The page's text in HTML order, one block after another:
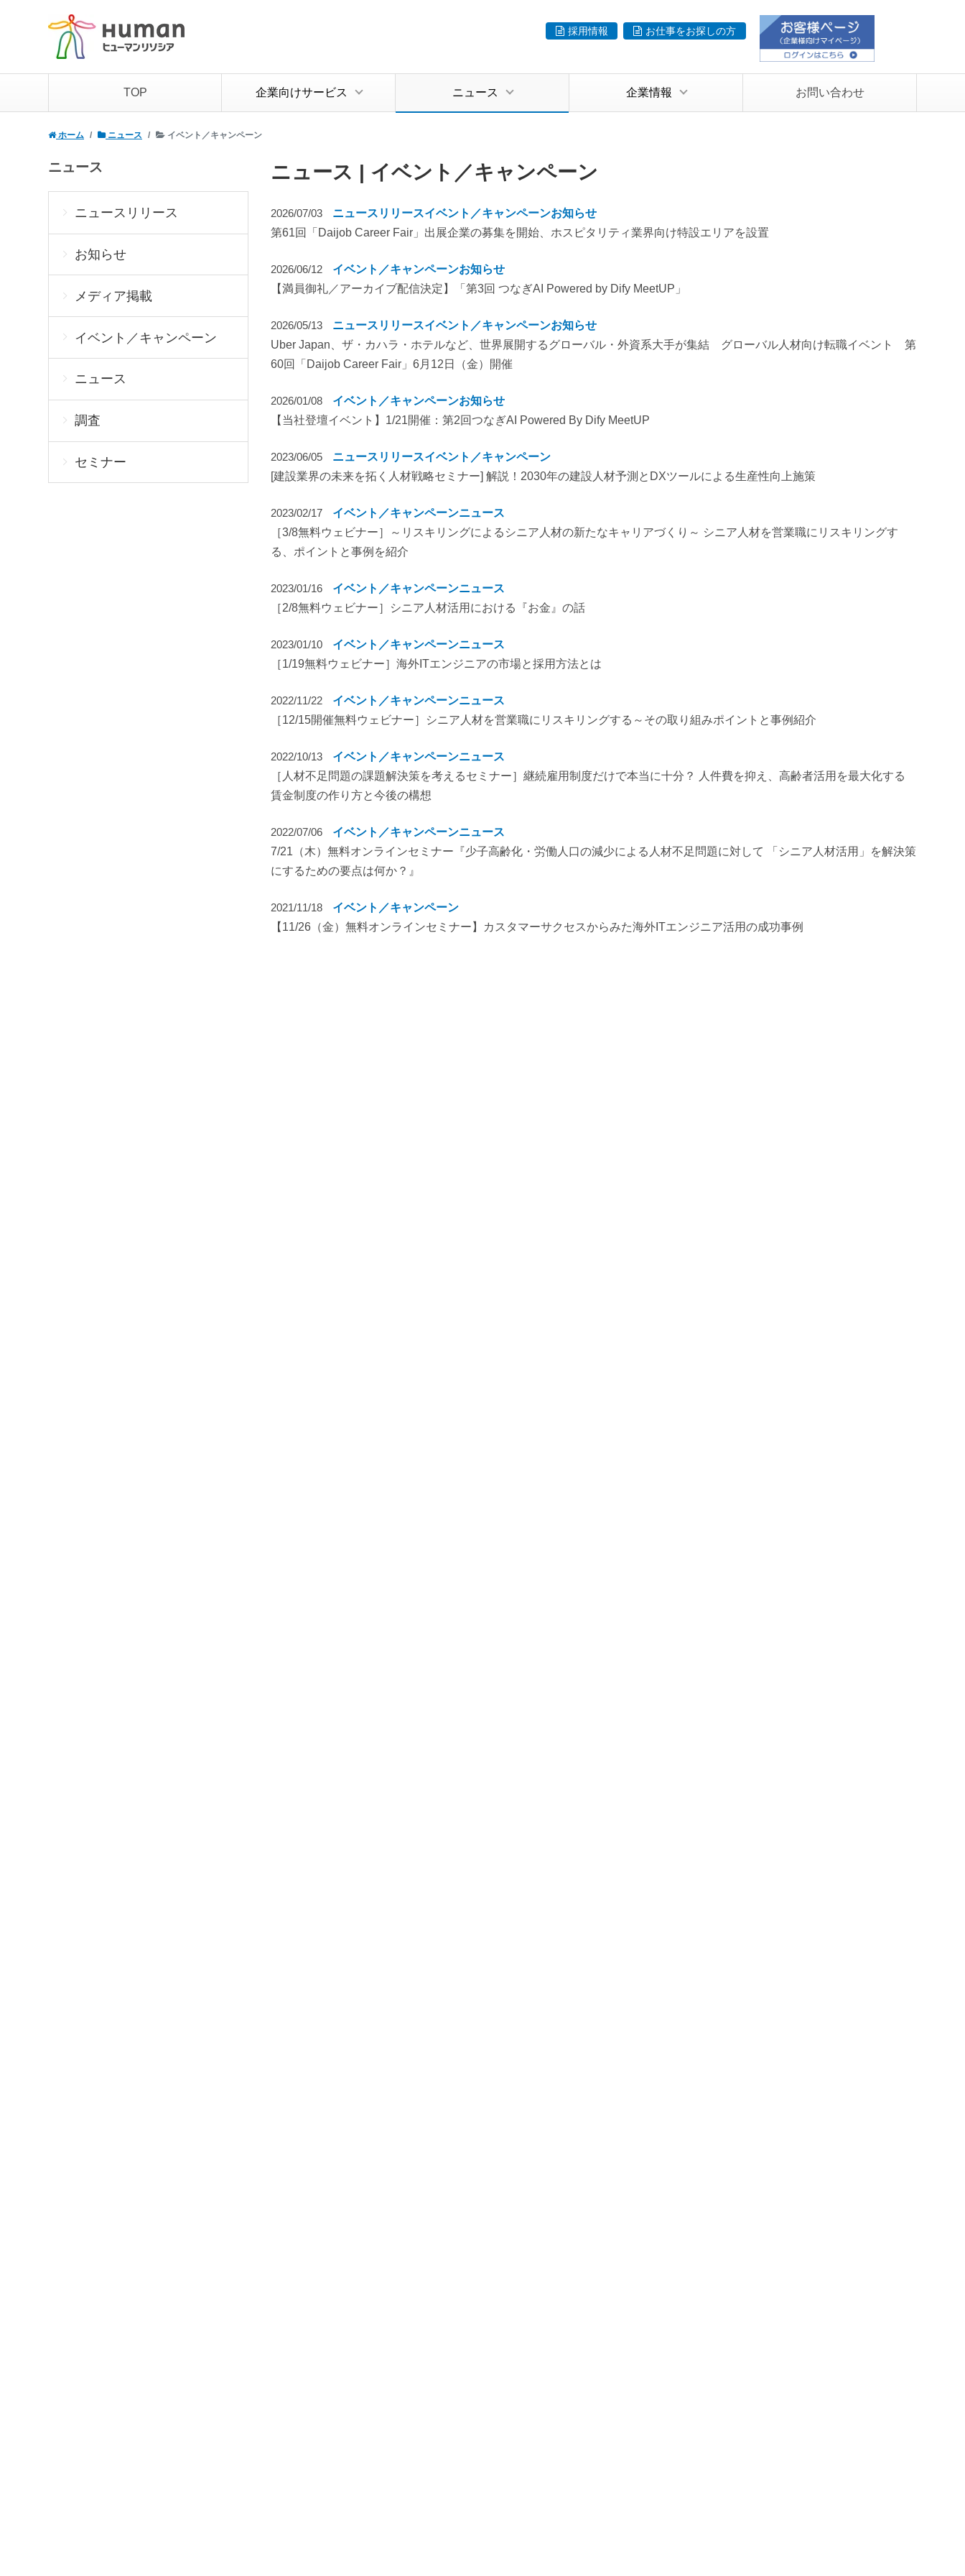
採用情報 お仕事をお探しの方
TOP 企業向けサービス ニュース 企業情報 お問い合わせ
ホーム ニュース イベント／キャンペーン
ニュース
ニュースリリース
お知らせ
メディア掲載
イベント／キャンペーン
ニュース
調査
セミナー
ニュース | イベント／キャンペーン
2026/07/03 ニュースリリースイベント／キャンペーンお知らせ
第61回「Daijob Career Fair」出展企業の募集を開始、ホスピタリティ業界向け特設エリアを設置
2026/06/12 イベント／キャンペーンお知らせ
【満員御礼／アーカイブ配信決定】「第3回 つなぎAI Powered by Dify MeetUP」
2026/05/13 ニュースリリースイベント／キャンペーンお知らせ
Uber Japan、ザ・カハラ・ホテルなど、世界展開するグローバル・外資系大手が集結 グローバル人材向け転職イベント 第
60回「Daijob Career Fair」6月12日（金）開催
2026/01/08 イベント／キャンペーンお知らせ
【当社登壇イベント】1/21開催：第2回つなぎAI Powered By Dify MeetUP
2023/06/05 ニュースリリースイベント／キャンペーン
[建設業界の未来を拓く人材戦略セミナー] 解説！2030年の建設人材予測とDXツールによる生産性向上施策
2023/02/17 イベント／キャンペーンニュース
［3/8無料ウェビナー］～リスキリングによるシニア人材の新たなキャリアづくり～ シニア人材を営業職にリスキリングす
る、ポイントと事例を紹介
2023/01/16 イベント／キャンペーンニュース
［2/8無料ウェビナー］シニア人材活用における『お金』の話
2023/01/10 イベント／キャンペーンニュース
［1/19無料ウェビナー］海外ITエンジニアの市場と採用方法とは
2022/11/22 イベント／キャンペーンニュース
［12/15開催無料ウェビナー］シニア人材を営業職にリスキリングする～その取り組みポイントと事例紹介
2022/10/13 イベント／キャンペーンニュース
［人材不足問題の課題解決策を考えるセミナー］継続雇用制度だけで本当に十分？ 人件費を抑え、高齢者活用を最大化する
賃金制度の作り方と今後の構想
2022/07/06 イベント／キャンペーンニュース
7/21（木）無料オンラインセミナー『少子高齢化・労働人口の減少による人材不足問題に対して 「シニア人材活用」を解決策
にするための要点は何か？』
2021/11/18
イベント／キャンペーン
【11/26（金）無料オンラインセミナー】カスタマーサクセスからみた海外ITエンジニア活用の成功事例